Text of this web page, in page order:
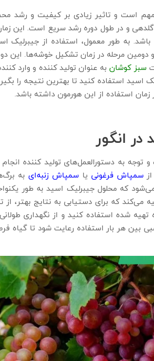
است و تاثیر زیادی بر کیفیت و رشد
گلدهی و در طول دوره رشد سریع است. این
به طور معمول، استفاده از جیبرلیک
دومین مرحله در زمان تشکیل خوشه‌ها. این
سبز کوشانبه عنوان تولید کننده و وارد
اسید استفاده کنید تا بهترین نتیجه را
زمان استفاده از این هورمون داشته باشد.
انگور
به دستورالعمل‌های تولید کننده
سمپاش فرغونی یا سمپاش زنبه‌ای به
می‌شود که محلول جیبرلیک اسید به طور
می‌کند که برای دستیابی به نتایج بهتر،
تهیه شده استفاده کنید و از نگهداری
بین هر بار استفاده رعایت شود تا